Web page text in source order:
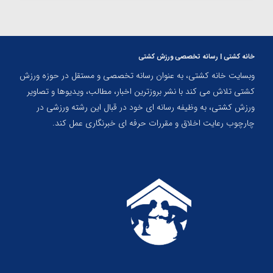
خانه کشتی | رسانه تخصصی ورزش کشتی
وبسایت خانه کشتی، به عنوان رسانه تخصصی و مستقل در حوزه ورزش
کشتی تلاش می کند با نشر بروزترین اخبار، مطالب، ویدیوها و تصاویر
ورزش کشتی، به وظیفه رسانه ای خود در قبال این رشته ورزشی در
چارچوب رعایت اخلاق و مقررات حرفه ای خبرنگاری عمل کند.